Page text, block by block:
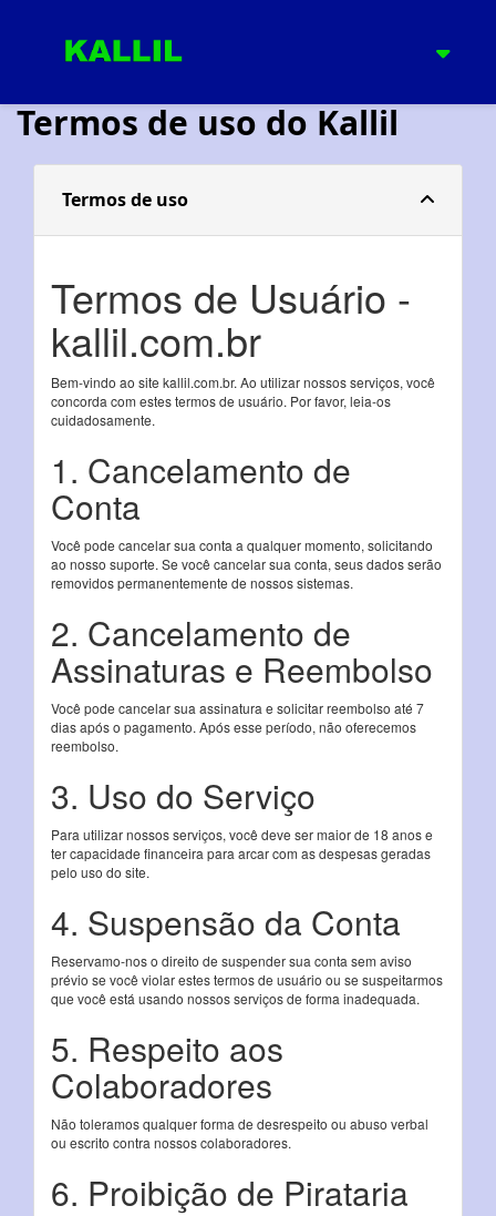
Termos de uso do Kallil
Termos de uso
Termos de Usuário -
kallil.com.br
Bem-vindo ao site kallil.com.br. Ao utilizar nossos serviços, você
concorda com estes termos de usuário. Por favor, leia-os
cuidadosamente.
1. Cancelamento de
Conta
Você pode cancelar sua conta a qualquer momento, solicitando
ao nosso suporte. Se você cancelar sua conta, seus dados serão
removidos permanentemente de nossos sistemas.
2. Cancelamento de
Assinaturas e Reembolso
Você pode cancelar sua assinatura e solicitar reembolso até 7
dias após o pagamento. Após esse período, não oferecemos
reembolso.
3. Uso do Serviço
Para utilizar nossos serviços, você deve ser maior de 18 anos e
ter capacidade financeira para arcar com as despesas geradas
pelo uso do site.
4. Suspensão da Conta
Reservamo-nos o direito de suspender sua conta sem aviso
prévio se você violar estes termos de usuário ou se suspeitarmos
que você está usando nossos serviços de forma inadequada.
5. Respeito aos
Colaboradores
Não toleramos qualquer forma de desrespeito ou abuso verbal
ou escrito contra nossos colaboradores.
6. Proibição de Pirataria